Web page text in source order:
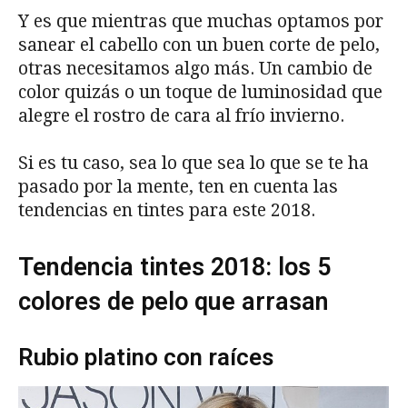
Y es que mientras que muchas optamos por
sanear el cabello con un buen corte de pelo,
otras necesitamos algo más. Un cambio de
color quizás o un toque de luminosidad que
alegre el rostro de cara al frío invierno.
Si es tu caso, sea lo que sea lo que se te ha
pasado por la mente, ten en cuenta las
tendencias en tintes para este 2018.
Tendencia tintes 2018: los 5
colores de pelo que arrasan
Rubio platino con raíces